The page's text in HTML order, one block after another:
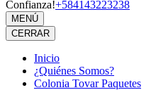
Confianza!+584143223238
MENÚ
CERRAR
Inicio
¿Quiénes Somos?
Colonia Tovar Paquetes